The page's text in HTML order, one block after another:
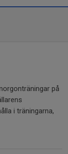
på
i träningarna,